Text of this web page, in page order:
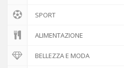
SPORT
ALIMENTAZIONE
BELLEZZA E MODA